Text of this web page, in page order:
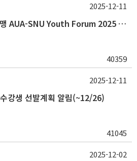
(~12/30) 아시아대학연맹 AUA-SNU Youth Forum 2025 참가자 선발 안내
40359
2025-12-11
강생 선발계획 알림(~12/26)
41045
2025-12-11
2025-12-02